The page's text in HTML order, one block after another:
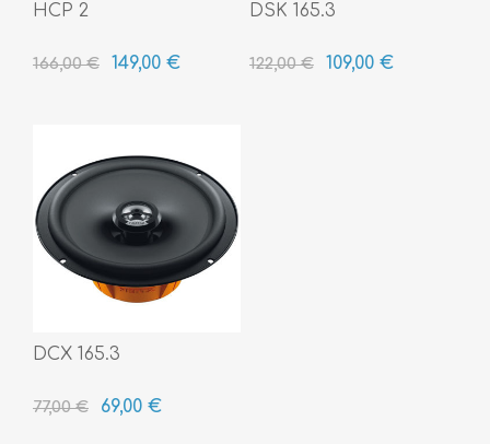
HCP 2
166,00 € 149,00 €
DSK 165.3
122,00 € 109,00 €
DCX 165.3
77,00 € 69,00 €